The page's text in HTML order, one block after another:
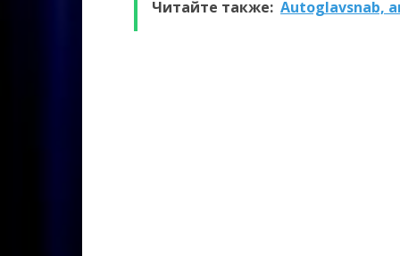
Читайте также: Autoglavsnab,